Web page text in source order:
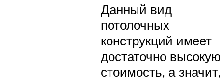
Данный вид
потолочных
конструкций имеет
достаточно
стоимость, а